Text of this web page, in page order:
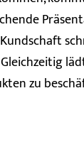
zu